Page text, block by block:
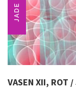
JADE
VASEN XII, ROT /